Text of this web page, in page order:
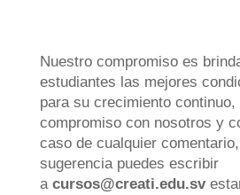
Nuestro compromiso es
estudiantes las mejores
para su crecimiento
compromiso con nosotros y
caso de cualquier
sugerencia puedes escribir
a cursos@creati.edu.sv